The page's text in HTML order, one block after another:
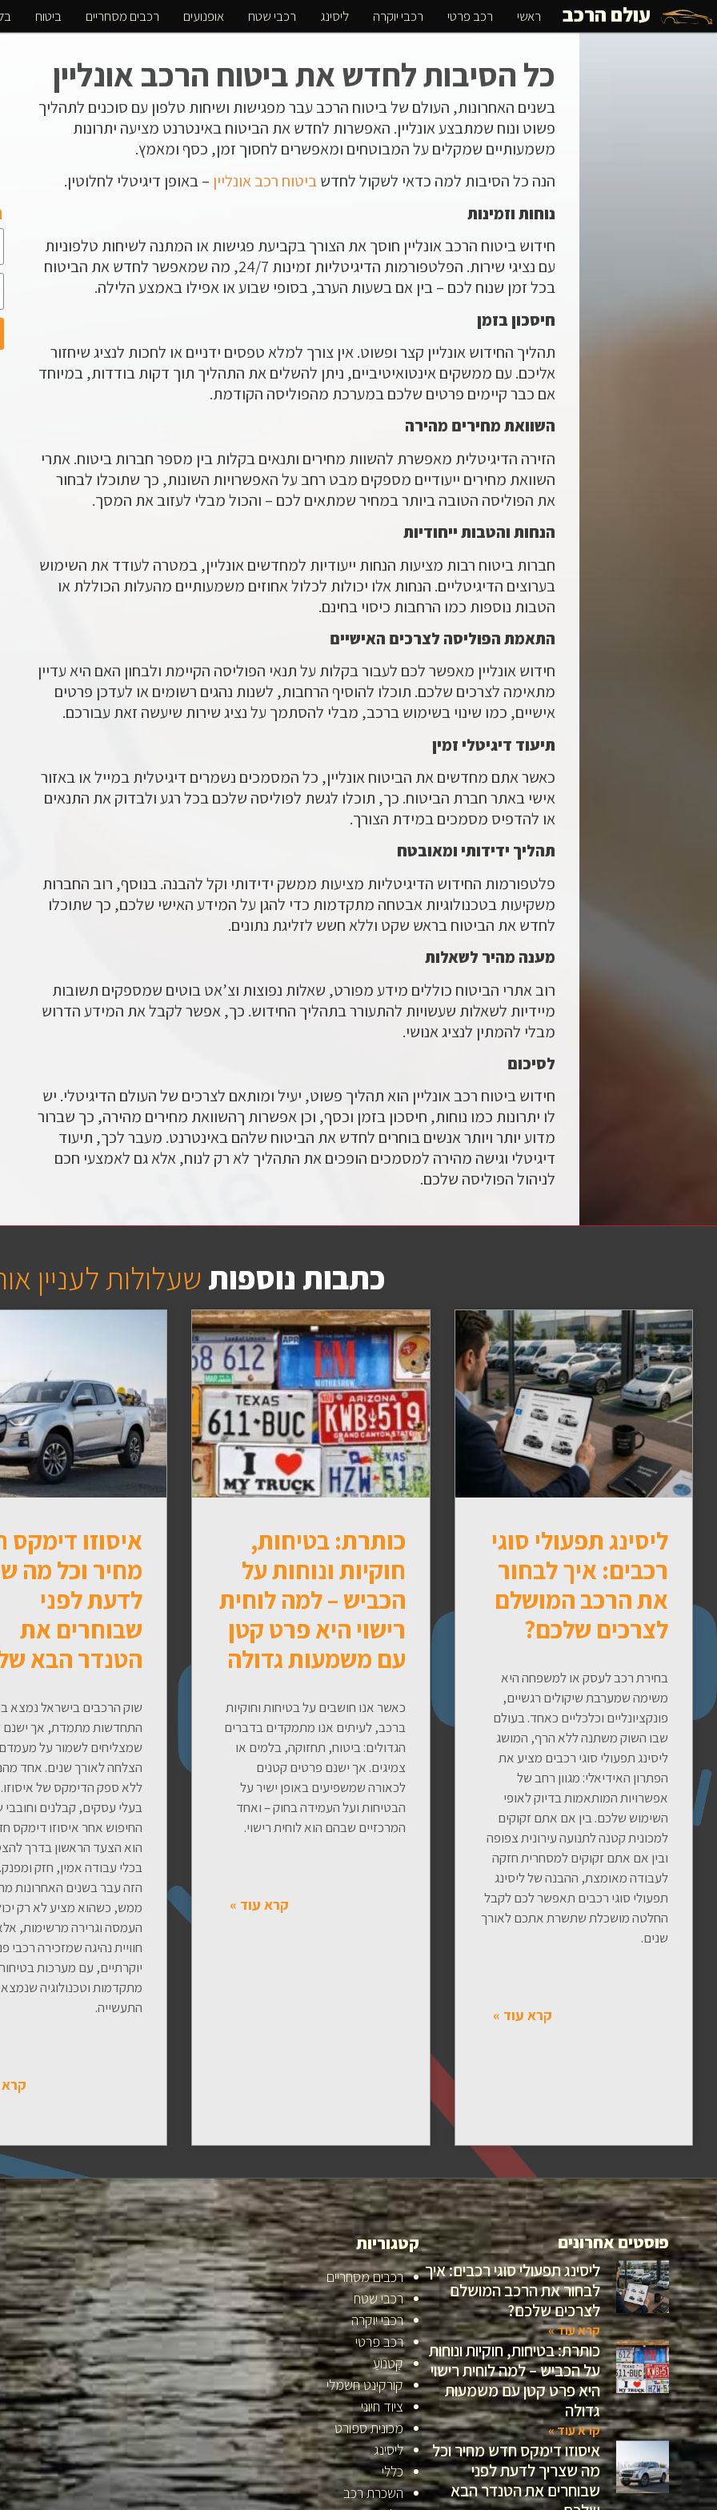
עולם הרכב ראשי רכב פרטי רכבי יוקרה ליסינג רכבי שטח אופנועים רכבים מסחריים ביטוח
כל הסיבות לחדש את ביטוח הרכב אונליין
בשנים האחרונות, העולם של ביטוח הרכב עבר מפגישות ושיחות טלפון עם סוכנים לתהליך
פשוט ונוח שמתבצע אונליין. האפשרות לחדש את הביטוח באינטרנט מציעה יתרונות
משמעותיים שמקלים על המבוטחים ומאפשרים לחסוך זמן, כסף ומאמץ.
הנה כל הסיבות למה כדאי לשקול לחדשביטוח רכב אונליין – באופן דיגיטלי לחלוטין.
נוחות וזמינות
חידוש ביטוח הרכב אונליין חוסך את הצורך בקביעת פגישות או המתנה לשיחות טלפוניות
עם נציגי שירות. הפלטפורמות הדיגיטליות זמינות 24/7, מה שמאפשר לחדש את הביטוח
בכל זמן שנוח לכם – בין אם בשעות הערב, בסופי שבוע או אפילו באמצע הלילה.
חיסכון בזמן
תהליך החידוש אונליין קצר ופשוט. אין צורך למלא טפסים ידניים או לחכות לנציג שיחזור
אליכם. עם ממשקים אינטואיטיביים, ניתן להשלים את התהליך תוך דקות בודדות, במיוחד
אם כבר קיימים פרטים שלכם במערכת מהפוליסה הקודמת.
השוואת מחירים מהירה
הזירה הדיגיטלית מאפשרת להשוות מחירים ותנאים בקלות בין מספר חברות ביטוח. אתרי
השוואת מחירים ייעודיים מספקים מבט רחב על האפשרויות השונות, כך שתוכלו לבחור
את הפוליסה הטובה ביותר במחיר שמתאים לכם – והכול מבלי לעזוב את המסך.
הנחות והטבות ייחודיות
חברות ביטוח רבות מציעות הנחות ייעודיות למחדשים אונליין, במטרה לעודד את השימוש
בערוצים הדיגיטליים. הנחות אלו יכולות לכלול אחוזים משמעותיים מהעלות הכוללת או
הטבות נוספות כמו הרחבות כיסוי בחינם.
התאמת הפוליסה לצרכים האישיים
חידוש אונליין מאפשר לכם לעבור בקלות על תנאי הפוליסה הקיימת ולבחון האם היא עדיין
מתאימה לצרכים שלכם. תוכלו להוסיף הרחבות, לשנות נהגים רשומים או לעדכן פרטים
אישיים, כמו שינוי בשימוש ברכב, מבלי להסתמך על נציג שירות שיעשה זאת עבורכם.
תיעוד דיגיטלי זמין
כאשר אתם מחדשים את הביטוח אונליין, כל המסמכים נשמרים דיגיטלית במייל או באזור
אישי באתר חברת הביטוח. כך, תוכלו לגשת לפוליסה שלכם בכל רגע ולבדוק את התנאים
או להדפיס מסמכים במידת הצורך.
תהליך ידידותי ומאובטח
פלטפורמות החידוש הדיגיטליות מציעות ממשק ידידותי וקל להבנה. בנוסף, רוב החברות
משקיעות בטכנולוגיות אבטחה מתקדמות כדי להגן על המידע האישי שלכם, כך שתוכלו
לחדש את הביטוח בראש שקט וללא חשש לזליגת נתונים.
מענה מהיר לשאלות
רוב אתרי הביטוח כוללים מידע מפורט, שאלות נפוצות וצ’אט בוטים שמספקים תשובות
מיידיות לשאלות שעשויות להתעורר בתהליך החידוש. כך, אפשר לקבל את המידע הדרוש
מבלי להמתין לנציג אנושי.
לסיכום
חידוש ביטוח רכב אונליין הוא תהליך פשוט, יעיל ומותאם לצרכים של העולם הדיגיטלי. יש
לו יתרונות כמו נוחות, חיסכון בזמן וכסף, וכן אפשרות ךהשוואת מחירים מהירה, כך שברור
מדוע יותר ויותר אנשים בוחרים לחדש את הביטוח שלהם באינטרנט. מעבר לכך, תיעוד
דיגיטלי וגישה מהירה למסמכים הופכים את התהליך לא רק לנוח, אלא גם לאמצעי חכם
לניהול הפוליסה שלכם.
כתבות נוספותשעלולות לעניין
ליסינג תפעולי סוגי
רכבים: איך לבחור
את הרכב המושלם
לצרכים שלכם?
בחירת רכב לעסק או למשפחה היא
משימה שמערבת שיקולים רגשיים,
פונקציונליים וכלכליים כאחד. בעולם
שבו השוק משתנה ללא הרף, המושג
ליסינג תפעולי סוגי רכבים מציע את
הפתרון האידיאלי: מגוון רחב של
אפשרויות המותאמות בדיוק לאופי
השימוש שלכם. בין אם אתם זקוקים
למכונית קטנה לתנועה עירונית צפופה
ובין אם אתם זקוקים למסחרית חזקה
לעבודה מאומצת, ההבנה של ליסינג
תפעולי סוגי רכבים תאפשר לכם לקבל
החלטה מושכלת שתשרת אתכם לאורך
שנים.
קרא עוד »
כותרת: בטיחות,
חוקיות ונוחות על
הכביש – למה לוחית
רישוי היא פרט קטן
עם משמעות גדולה
כאשר אנו חושבים על בטיחות וחוקיות
ברכב, לעיתים אנו מתמקדים בדברים
הגדולים: ביטוח, תחזוקה, בלמים או
צמיגים. אך ישנם פרטים קטנים
לכאורה שמשפיעים באופן ישיר על
הבטיחות ועל העמידה בחוק – ואחד
המרכזיים שבהם הוא לוחית רישוי.
קרא עוד »
איסוזו
מחיר וכל מה
לדעת לפני
שבוחרים את
הטנדר הבא
שוק הרכבים בישראל נמצא
התחדשות מתמדת, אך ישנם
שמצליחים לשמור על
הצלחה לאורך שנים. אחד
ללא ספק הדימקס של
בעלי עסקים, קבלנים
החיפוש אחר איסוזו דימקס
הוא הצעד הראשון בדרך
בכלי עבודה אמין, חזק
הזה עבר בשנים האחרונות
ממש, כשהוא מציע לא רק
העמסה וגרירה מרשימות,
חוויית נהיגה שמזכירה רכבי
יוקרתיים, עם מערכות
מתקדמות וטכנולוגיה
התעשייה.
קרא
פוסטים אחרונים
ליסינג תפעולי סוגי רכבים: איך
לבחור את הרכב המושלם
לצרכים שלכם?
קרא עוד »
כותרת: בטיחות, חוקיות ונוחות
על הכביש – למה לוחית רישוי
היא פרט קטן עם משמעות
גדולה
קרא עוד »
איסוזו דימקס חדש מחיר וכל
מה שצריך לדעת לפני
שבוחרים את הטנדר הבא
קטגוריות
רכבים מסחריים
רכבי שטח
רכבי יוקרה
רכב פרטי
קַטנוֹעַ
קורקינט חשמלי
ציוד חיוני
מכונית ספורט
ליסינג
כללי
השכרת רכב